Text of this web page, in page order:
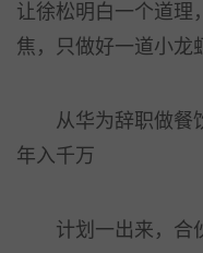
让徐松明白一个道理
焦，只做好一道小龙
从华为辞职做餐饮
年入千万
计划一出来，合伙